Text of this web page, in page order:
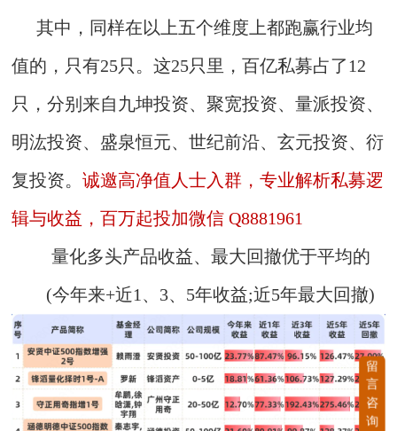
其中，同样在以上五个维度上都跑赢行业均
值的，只有25只。这25只里，百亿私募占了12
只，分别来自九坤投资、聚宽投资、量派投资、
明汯投资、盛泉恒元、世纪前沿、玄元投资、衍
复投资。诚邀高净值人士入群，专业解析私募逻
辑与收益，百万起投加微信 Q8881961
量化多头产品收益、最大回撤优于平均的
(今年来+近1、3、5年收益;近5年最大回撤)
留
言
咨
询